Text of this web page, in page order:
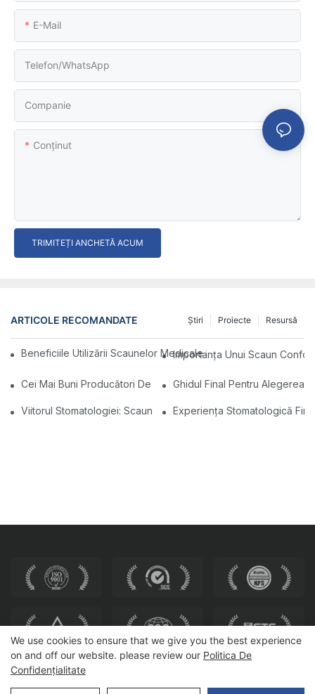
E-Mail
Telefon/WhatsApp
Companie
Conţinut
TRIMITEȚI ANCHETĂ ACUM
ARTICOLE RECOMANDATE Resursă
Proiecte
Ştiri
Beneficiile Utilizării Scaunelor Medicale Fără Roți În Setările
Importanța Unui Scaun
Cei Mai Buni Producători De Scaune Stomatologice Din China:
Ghidul Final Pentru Alegerea
Viitorul Stomatologiei: Scaune Dentare Moderne Personalizate
Experiența Stomatologică
We use cookies to ensure that we give you the best experience
on and off our website. please review our Politica De
Confidențialitate